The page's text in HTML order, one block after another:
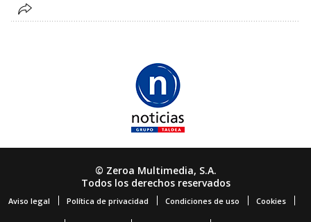
© Zeroa Multimedia, S.A.
Todos los derechos reservados
Aviso legal Política de privacidad Condiciones de uso Cookies